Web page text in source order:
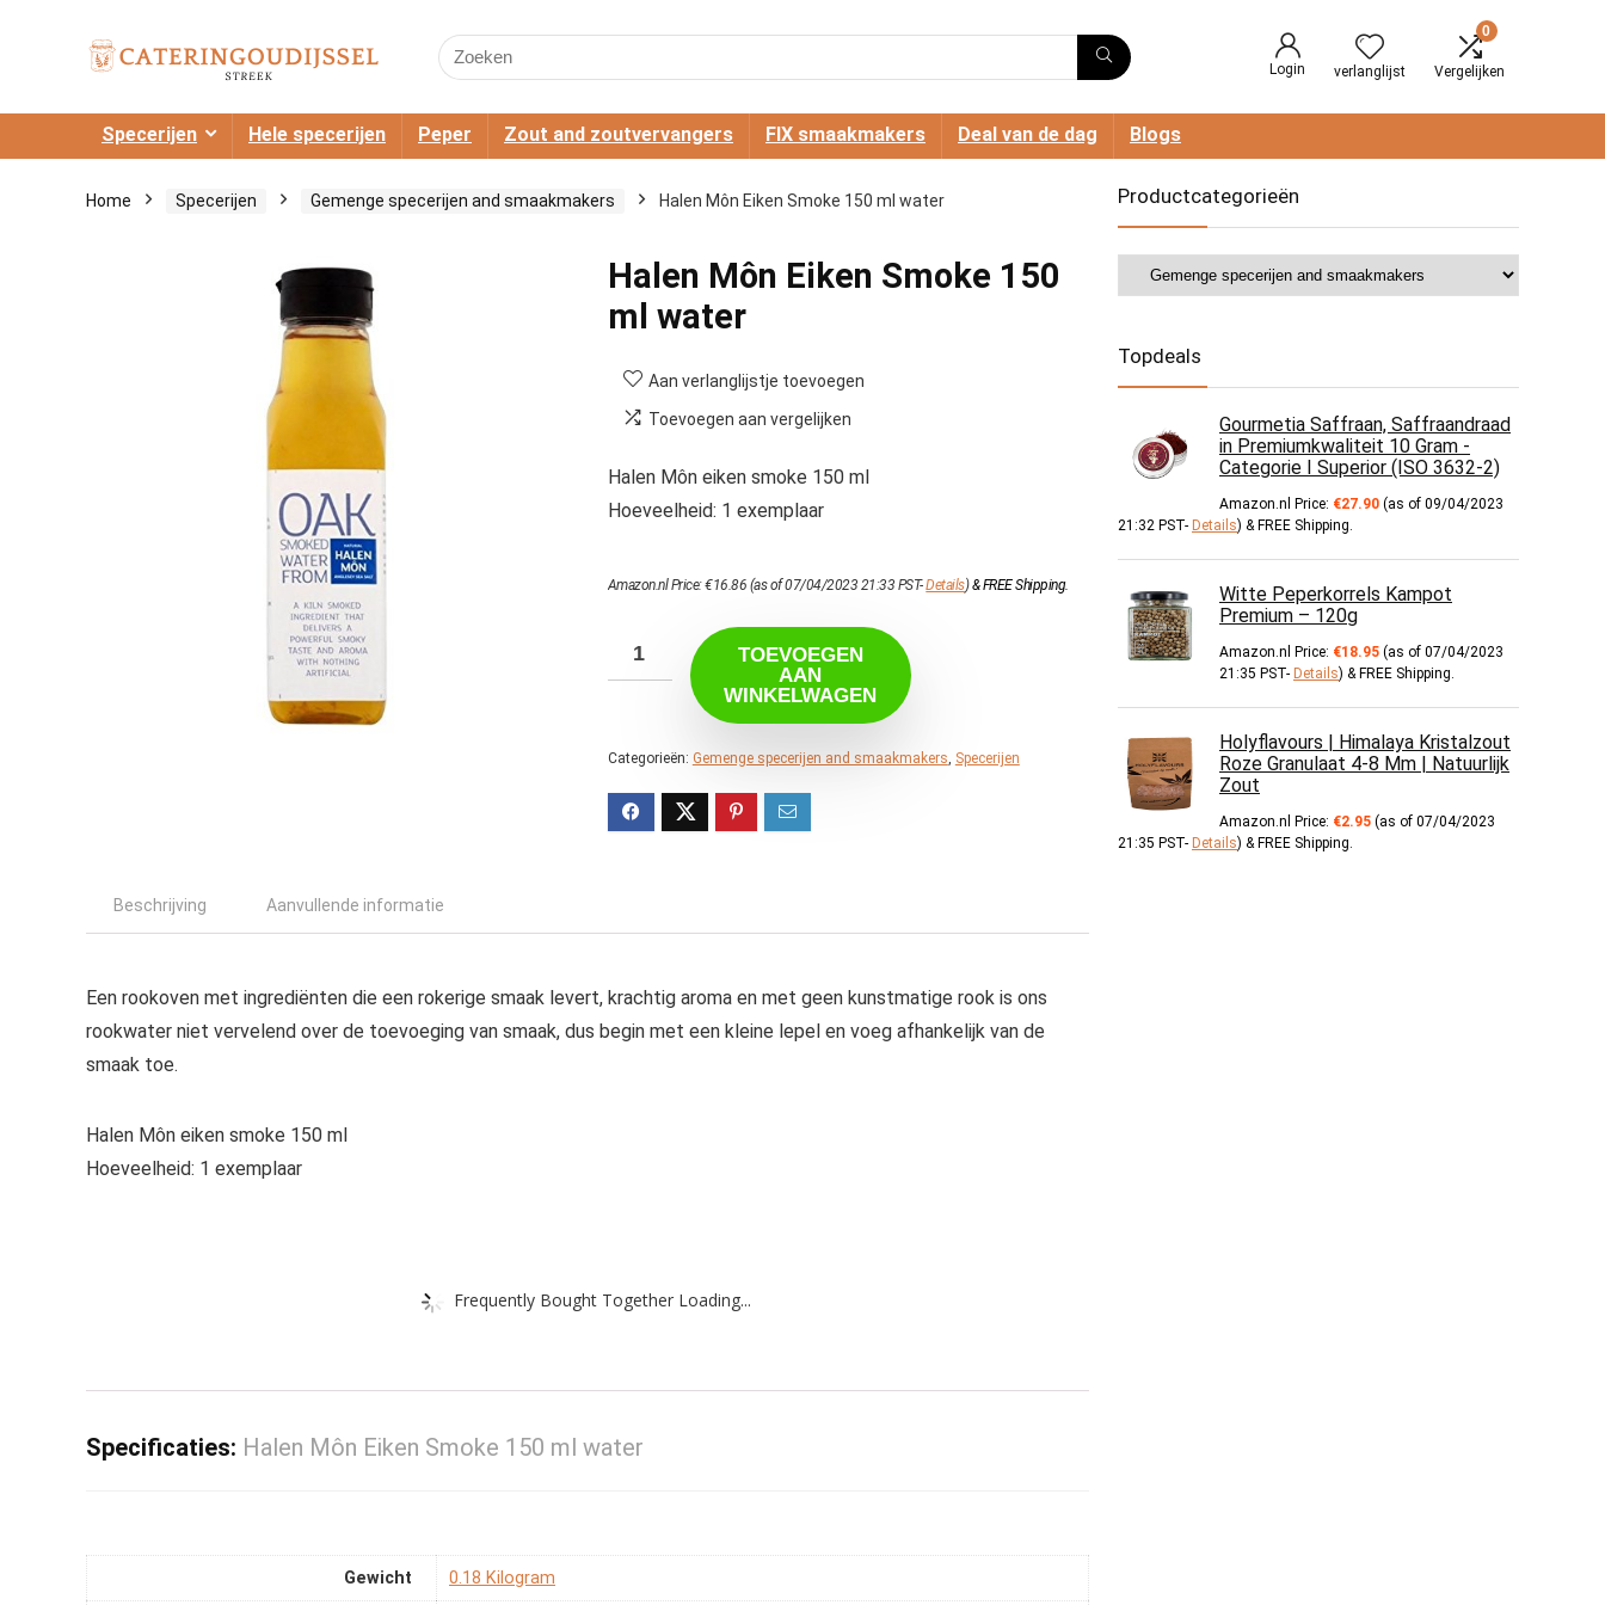
Search
for:
Login verlanglijst
0
Vergelijken
Specerijen Hele specerijen Peper Zout and zoutvervangers FIX smaakmakers Deal van de dag Blogs
Home Specerijen Gemenge specerijen and smaakmakers Halen Môn Eiken Smoke 150 ml water
Halen Môn Eiken Smoke 150
ml water
Aan verlanglijstje toevoegen
Toevoegen aan vergelijken
Halen Môn eiken smoke 150 ml
Hoeveelheid: 1 exemplaar
Amazon.nl Price:€16.86 (as of 07/04/2023 21:33 PST-Details)&FREE Shipping.
TOEVOEGEN
AAN
WINKELWAGEN
Categorieën: Gemenge specerijen and smaakmakers, Specerijen
Beschrijving Aanvullende informatie
Een rookoven met ingrediënten die een rokerige smaak levert, krachtig aroma en met geen kunstmatige rook is ons
rookwater niet vervelend over de toevoeging van smaak, dus begin met een kleine lepel en voeg afhankelijk van de
smaak toe.
Halen Môn eiken smoke 150 ml
Hoeveelheid: 1 exemplaar
Frequently Bought Together Loading...
Specificaties: Halen Môn Eiken Smoke 150 ml water
Gewicht ‎0.18 Kilogram
Productcategorieën
Topdeals
Gourmetia Saffraan, Saffraandraad
in Premiumkwaliteit 10 Gram -
Categorie I Superior (ISO 3632-2)
Amazon.nl Price: €27.90 (as of 09/04/2023
21:32 PST- Details) & FREE Shipping.
Witte Peperkorrels Kampot
Premium – 120g
Amazon.nl Price: €18.95 (as of 07/04/2023
21:35 PST- Details) & FREE Shipping.
Holyflavours | Himalaya Kristalzout
Roze Granulaat 4-8 Mm | Natuurlijk
Zout
Amazon.nl Price: €2.95 (as of 07/04/2023
21:35 PST- Details) & FREE Shipping.